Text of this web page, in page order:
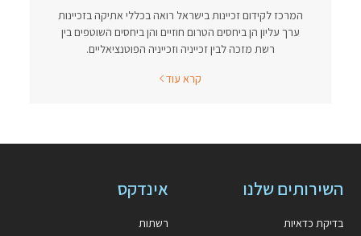
המרכז לקידום זכיינות בישראל רואה בכללי אתיקה בזכיינות
ערך עליון הן ביחסים הטרום חוזיים והן ביחסים השוטפים בין
רשת מזכה לבין זכייניה וזכייניה הפוטנציאליים.
קרא עוד
השירותים שלנו
בדיקת כדאיות
אינדקס
רשתות